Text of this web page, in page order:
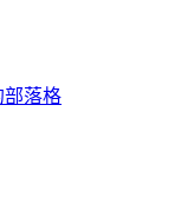
部落格